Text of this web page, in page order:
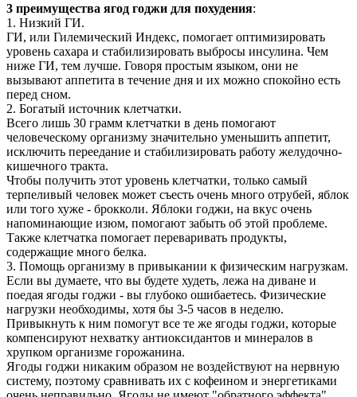
3 преимущества ягод годжи для похудения:
1. Низкий ГИ.
ГИ, или Гилемический Индекс, помогает оптимизировать
уровень сахара и стабилизировать выбросы инсулина. Чем
ниже ГИ, тем лучше. Говоря простым языком, они не
вызывают аппетита в течение дня и их можно спокойно есть
перед сном.
2. Богатый источник клетчатки.
Всего лишь 30 грамм клетчатки в день помогают
человеческому организму значительно уменьшить аппетит,
исключить переедание и стабилизировать работу желудочно-
кишечного тракта.
Чтобы получить этот уровень клетчатки, только самый
терпеливый человек может съесть очень много отрубей, яблок
или того хуже - брокколи. Яблоки годжи, на вкус очень
напоминающие изюм, помогают забыть об этой проблеме.
Также клетчатка помогает переваривать продукты,
содержащие много белка.
3. Помощь организму в привыкании к физическим нагрузкам.
Если вы думаете, что вы будете худеть, лежа на диване и
поедая ягоды годжи - вы глубоко ошибаетесь. Физические
нагрузки необходимы, хотя бы 3-5 часов в неделю.
Привыкнуть к ним помогут все те же ягоды годжи, которые
компенсируют нехватку антиоксидантов и минералов в
хрупком организме горожанина.
Ягоды годжи никаким образом не воздействуют на нервную
систему, поэтому сравнивать их с кофеином и энергетиками